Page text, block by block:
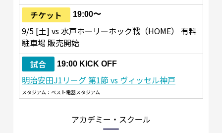
チケット
19:00〜
9/5 [土] vs 水戸ホーリーホック戦（HOME） 有料
駐車場 販売開始
試合
19:00 KICK OFF
明治安田J1リーグ 第1節 vs ヴィッセル神戸
スタジアム：ベスト電器スタジアム
アカデミー・スクール